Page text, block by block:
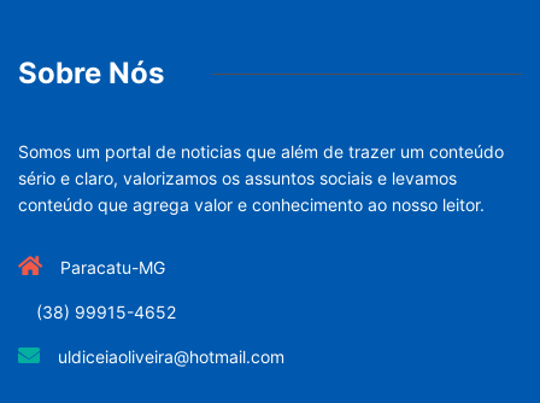
Sobre Nós
Somos um portal de noticias que além de trazer um conteúdo
sério e claro, valorizamos os assuntos sociais e levamos
conteúdo que agrega valor e conhecimento ao nosso leitor.
Paracatu-MG
(38) 99915-4652
uldiceiaoliveira@hotmail.com